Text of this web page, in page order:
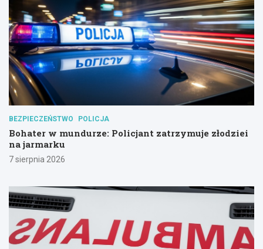
BEZPIECZEŃSTWO POLICJA
Bohater w mundurze: Policjant zatrzymuje złodziei
na jarmarku
7 sierpnia 2026